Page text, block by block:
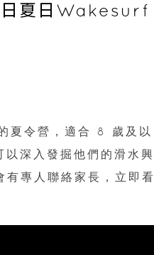
夏日Wakesurf
令營，適合 8 歲及以
深入發掘他們的滑水興
有專人聯絡家長，立即看